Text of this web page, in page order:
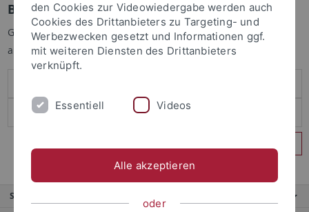
Benutzeranmeldung
Geben Sie Ihren Benutzernamen und Ihr Passwort an um sich
anzumelden:
Service
den Cookies zur Videowiedergabe werden auch
Cookies des Drittanbieters zu Targeting- und
Werbezwecken gesetzt und Informationen ggf.
mit weiteren Diensten des Drittanbieters
verknüpft.
Essentiell Videos
Alle akzeptieren
oder